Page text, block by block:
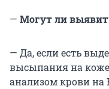
— Могут ли
— Да, если есть
высыпания на
анализом крови на